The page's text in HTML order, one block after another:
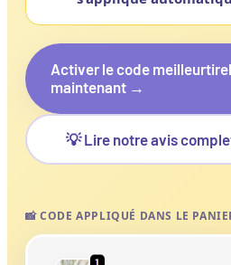
Activer le code
maintenant →
💡 Lire notre avis
📸 CODE APPLIQUÉ DANS LE